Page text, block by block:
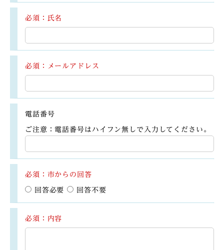
必須：氏名
必須：メールアドレス
電話番号
ご注意：電話番号はハイフン無しで入力してください。
必須：市からの回答
回答必要 回答不要
必須：内容